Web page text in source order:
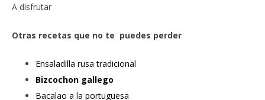
A disfrutar
Otras recetas que no te puedes perder
Ensaladilla rusa tradicional
Bizcochon gallego
Bacalao a la portuguesa